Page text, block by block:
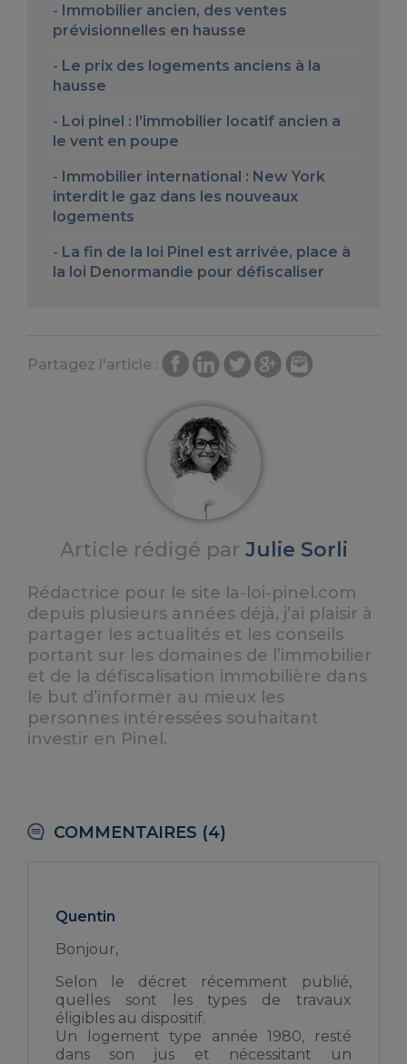
Immobilier ancien, des ventes
prévisionnelles en hausse
Le prix des logements anciens à la
hausse
Loi pinel : l’immobilier locatif ancien a
le vent en poupe
Immobilier international : New York
interdit le gaz dans les nouveaux
logements
La fin de la loi Pinel est arrivée, place à
la loi Denormandie pour défiscaliser
Partagez l'article :
Article rédigé par Julie Sorli
Rédactrice pour le site la-loi-pinel.com
depuis plusieurs années déjà, j’ai plaisir à
partager les actualités et les conseils
portant sur les domaines de l’immobilier
et de la défiscalisation immobilière dans
le but d’informer au mieux les
personnes intéressées souhaitant
investir en Pinel.
COMMENTAIRES (4)
Quentin
Bonjour,
Selon le décret récemment publié,
quelles sont les types de travaux
éligibles au dispositif.
Un logement type année 1980, resté
dans son jus et nécessitant un